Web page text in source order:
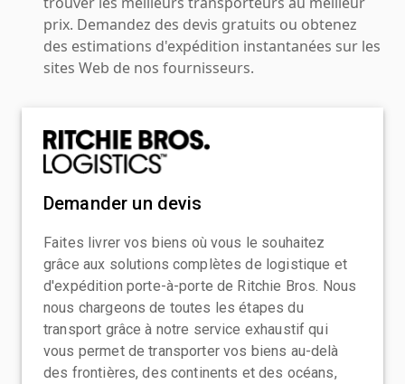
prix. Demandez des devis gratuits ou obtenez
des estimations d'expédition instantanées sur les
sites Web de nos fournisseurs.
Demander un devis
Faites livrer vos biens où vous le souhaitez
grâce aux solutions complètes de logistique et
d'expédition porte-à-porte de Ritchie Bros. Nous
nous chargeons de toutes les étapes du
transport grâce à notre service exhaustif qui
vous permet de transporter vos biens au-delà
des frontières, des continents et des océans,